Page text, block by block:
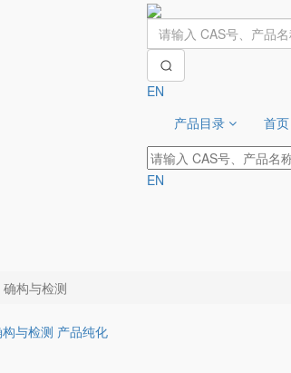
EN
产品目录
首页
EN
确构与检测
与检测 产品纯化